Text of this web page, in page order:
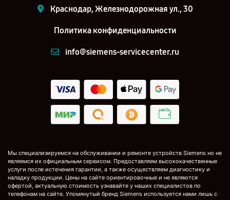
Краснодар, Железнодорожная ул., 30
Политика конфиденциальности
info@siemens-servicecenter.ru
Мы специализируемся на обслуживании и ремонте устройств Siemens но не
являемся их официальным сервисом. Предоставляем высококачественные
услуги после истечения гарантии, а также осуществляем диагностику и
наладку продукции. Цены на сайте ориентировочные и не являются
офертой, актуальную стоимость узнавайте у наших специалистов по
телефонам на сайте. Упомянутый бренд Siemens используется нами лишь с